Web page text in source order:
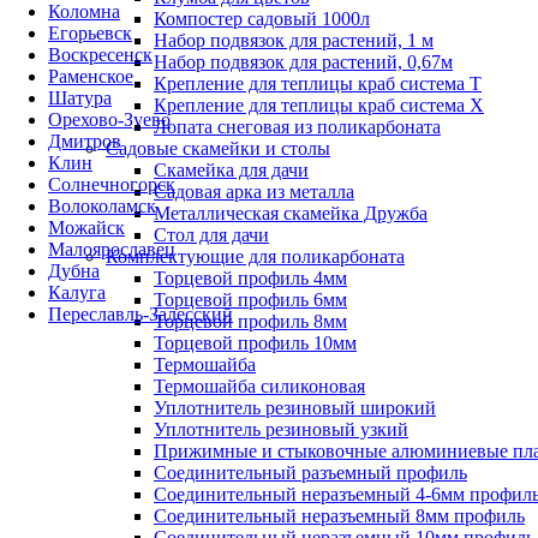
Коломна
Егорьевск
Воскресенск
Раменское
Шатура
Орехово-Зуево
Дмитров
Клин
Солнечногорск
Волоколамск
Можайск
Малоярославец
Дубна
Калуга
Переславль-Залесский
Компостер садовый 1000л
Набор подвязок для растений, 1 м
Набор подвязок для растений, 0,67м
Крепление для теплицы краб система Т
Крепление для теплицы краб система Х
Лопата снеговая из поликарбоната
Садовые скамейки и столы
Скамейка для дачи
Садовая арка из металла
Металлическая скамейка Дружба
Стол для дачи
Комплектующие для поликарбоната
Торцевой профиль 4мм
Торцевой профиль 6мм
Торцевой профиль 8мм
Торцевой профиль 10мм
Термошайба
Термошайба силиконовая
Уплотнитель резиновый широкий
Уплотнитель резиновый узкий
Прижимные и стыковочные алюминиевые
Соединительный разъемный профиль
Соединительный неразъемный 4-6мм
Соединительный неразъемный 8мм профиль